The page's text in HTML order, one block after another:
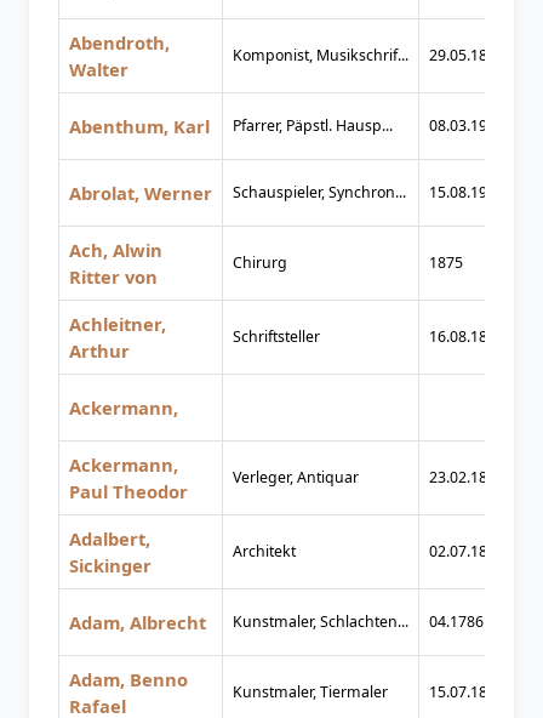
Abendroth,
Walter
Komponist, Musikschrif... 29.05.1896
Abenthum, Karl Pfarrer, Päpstl. Hausp... 08.03.1901
Abrolat, Werner Schauspieler, Synchron... 15.08.1924
Ach, Alwin
Ritter von
Chirurg 1875
Achleitner,
Arthur
Schriftsteller 16.08.1858
Ackermann,
Ackermann,
Paul Theodor
Verleger, Antiquar 23.02.1873
Adalbert,
Sickinger
Architekt 02.07.1837
Adam, Albrecht Kunstmaler, Schlachten... 04.1786
Adam, Benno
Rafael
Kunstmaler, Tiermaler 15.07.1812